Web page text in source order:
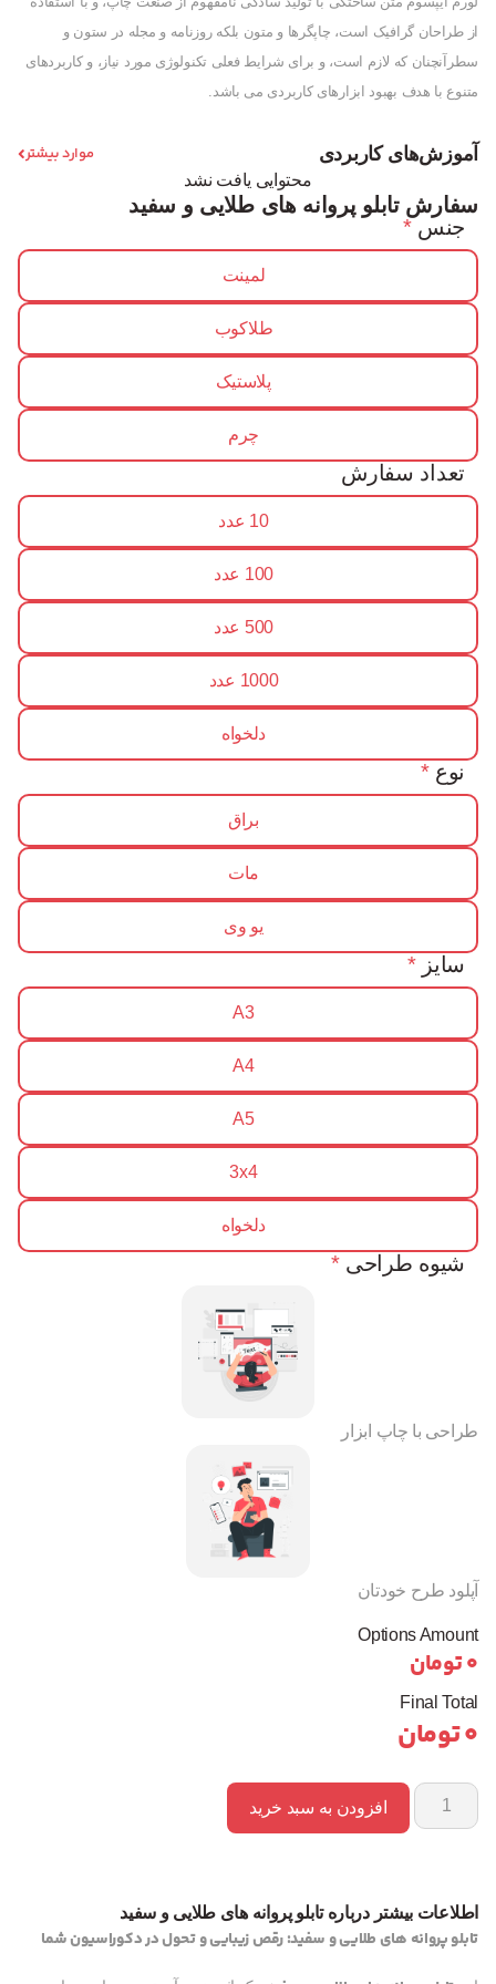
از طراحان گرافیک است، چاپگرها و متون بلکه روزنامه و مجله در ستون و
سطرآنچنان که لازم است، و برای شرایط فعلی تکنولوژی مورد نیاز، و کاربردهای
متنوع با هدف بهبود ابزارهای کاربردی می باشد.
آموزش‌های کاربردی موارد بیشتر
محتوایی یافت نشد
سفارش تابلو پروانه های طلایی و سفید
* جنس
لمینت
طلاکوب
پلاستیک
چرم
تعداد سفارش
10 عدد
100 عدد
500 عدد
1000 عدد
دلخواه
* نوع
براق
مات
یو وی
* سایز
A3
A4
A5
3x4
دلخواه
* شیوه طراحی
طراحی با چاپ ابزار
آپلود طرح خودتان
Options Amount
0تومان
Final Total
0تومان
افزودن به سبد خرید
اطلاعات بیشتر درباره تابلو پروانه های طلایی و سفید
تابلو پروانه های طلایی و سفید: رقص زیبایی و تحول در دکوراسیون شما